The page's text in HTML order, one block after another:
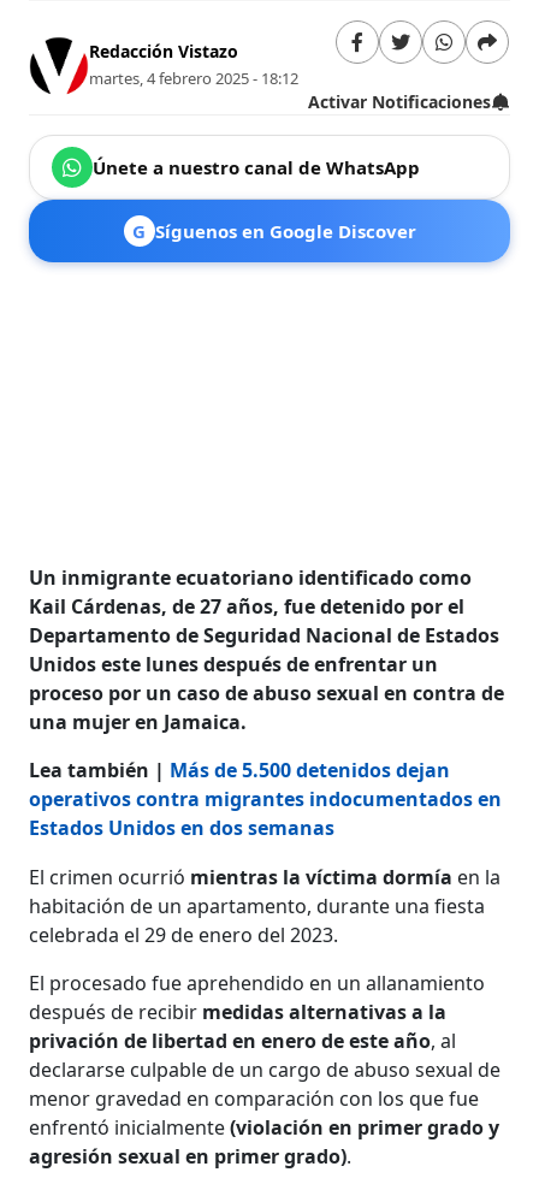
Redacción Vistazo
martes, 4 febrero 2025 - 18:12
Activar Notificaciones
Únete a nuestro canal de WhatsApp
G Síguenos en Google Discover
Un inmigrante ecuatoriano identificado como
Kail Cárdenas, de 27 años, fue detenido por el
Departamento de Seguridad Nacional de Estados
Unidos este lunes después de enfrentar un
proceso por un caso de abuso sexual en contra de
una mujer en Jamaica.
Lea también | Más de 5.500 detenidos dejan
operativos contra migrantes indocumentados en
Estados Unidos en dos semanas
El crimen ocurrió mientras la víctima dormía en la
habitación de un apartamento, durante una fiesta
celebrada el 29 de enero del 2023.
El procesado fue aprehendido en un allanamiento
después de recibir medidas alternativas a la
privación de libertad en enero de este año, al
declararse culpable de un cargo de abuso sexual de
menor gravedad en comparación con los que fue
enfrentó inicialmente(violación en primer grado y
agresión sexual en primer grado).